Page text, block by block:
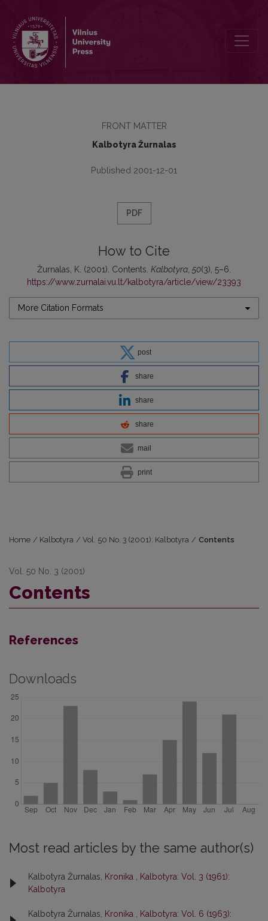
FRONT MATTER
Kalbotyra Žurnalas
Published 2001-12-01
PDF
How to Cite
Žurnalas, K. (2001). Contents. Kalbotyra 50(3), 5–6.
https://www.zurnalai.vu.lt/kalbotyra/article/view/23393
More Citation Formats
post
share
share
share
mail
print
Home / Kalbotyra / Vol. 50 No. 3 (2001): Kalbotyra / Contents
Vol. 50 No. 3 (2001)
Contents
References
Downloads
Most read articles by the same author(s)
Kalbotyra Žurnalas, Kronika
Kalbotyra: Vol. 3 (1961):
Kalbotyra
Kalbotyra Žurnalas, Kronika
Kalbotyra: Vol. 6 (1963):